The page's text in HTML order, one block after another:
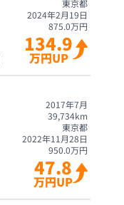
東京都
2024年2月19日
875.0万円
134.9
万円UP
2017年7月
39,734km
東京都
2022年11月28日
950.0万円
47.8
万円UP